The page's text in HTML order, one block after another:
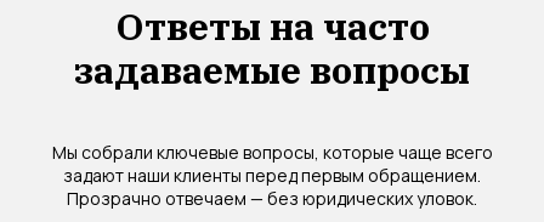
Ответы на часто
задаваемые вопросы
Мы собрали ключевые вопросы, которые чаще всего
задают наши клиенты перед первым обращением.
Прозрачно отвечаем — без юридических уловок.